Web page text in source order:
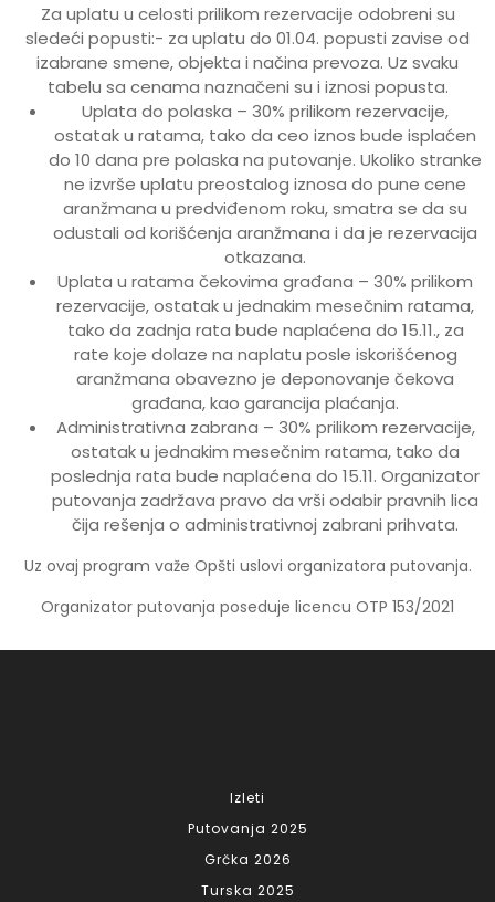
Za uplatu u celosti prilikom rezervacije odobreni su
sledeći popusti:- za uplatu do 01.04. popusti zavise od
izabrane smene, objekta i načina prevoza. Uz svaku
tabelu sa cenama naznačeni su i iznosi popusta.
Uplata do polaska – 30% prilikom rezervacije,
ostatak u ratama, tako da ceo iznos bude isplaćen
do 10 dana pre polaska na putovanje. Ukoliko stranke
ne izvrše uplatu preostalog iznosa do pune cene
aranžmana u predviđenom roku, smatra se da su
odustali od korišćenja aranžmana i da je rezervacija
otkazana.
Uplata u ratama čekovima građana – 30% prilikom
rezervacije, ostatak u jednakim mesečnim ratama,
tako da zadnja rata bude naplaćena do 15.11., za
rate koje dolaze na naplatu posle iskorišćenog
aranžmana obavezno je deponovanje čekova
građana, kao garancija plaćanja.
Administrativna zabrana – 30% prilikom rezervacije,
ostatak u jednakim mesečnim ratama, tako da
poslednja rata bude naplaćena do 15.11. Organizator
putovanja zadržava pravo da vrši odabir pravnih lica
čija rešenja o administrativnoj zabrani prihvata.
Uz ovaj program važe Opšti uslovi organizatora putovanja.
Organizator putovanja poseduje licencu OTP 153/2021
Izleti
Putovanja 2025
Grčka 2026
Turska 2025